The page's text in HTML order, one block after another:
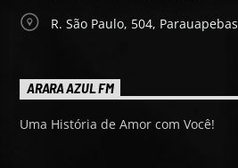
R. São Paulo, 504, Parauapebas
ARARA AZUL FM
Uma História de Amor com Você!